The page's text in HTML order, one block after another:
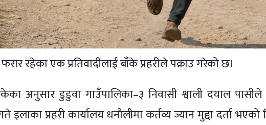
रहेका एक प्रतिवादीलाई बाँके प्रहरीले पक्राउ गरेको छ।
अनुसार डुडुवा गाउँपालिका–३ निवासी श्वाली दयाल
प्रहरी कार्यालय धनौलीमा कर्तव्य ज्यान मुद्दा दर्ता भएको